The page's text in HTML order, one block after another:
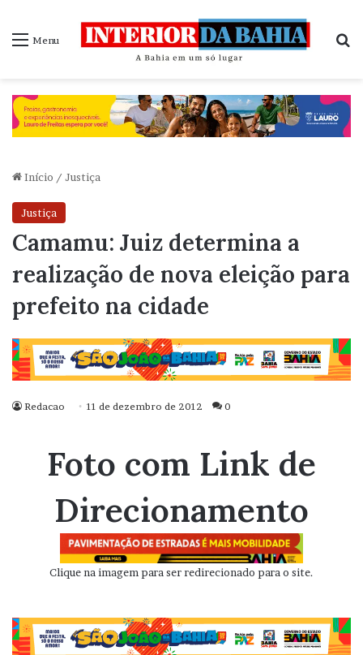
Menu
Início / Justiça
Justiça
Camamu: Juiz determina a
realização de nova eleição para
prefeito na cidade
Redacao 11 de dezembro de 2012 0
Foto com Link de
Direcionamento
Clique na imagem para ser redirecionado para o site.